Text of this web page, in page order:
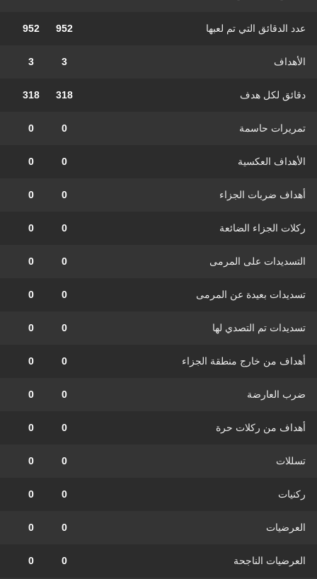
عدد الدقائق التي تم لعبها 952
952
الأهداف 3
3
دقائق لكل هدف 318
318
تمريرات حاسمة 0
0
الأهداف العكسية 0
0
أهداف ضربات الجزاء 0
0
ركلات الجزاء الضائعة 0
0
التسديدات على المرمى 0
0
تسديدات بعيدة عن المرمى 0
0
تسديدات تم التصدي لها 0
0
أهداف من خارج منطقة الجزاء 0
0
ضرب العارضة 0
0
أهداف من ركلات حرة 0
0
تسللات 0
0
ركنيات 0
0
العرضيات 0
0
العرضيات الناجحة 0
0